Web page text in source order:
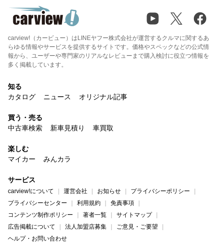
carview!（カービュー）はLINEヤフー株式会社が運営するクルマに関するあ
らゆる情報やサービスを提供するサイトです。価格やスペックなどの公式情
報から、ユーザーや専門家のリアルなレビューまで購入検討に役立つ情報を
多く掲載しています。
知る
カタログ
ニュース オリジナル記事
買う・売る
中古車検索
新車見積り 車買取
楽しむ
マイカー
みんカラ
サービス
carview!について 運営会社 お知らせ
プライバシーポリシー
プライバシーセンター
利用規約
免責事項
コンテンツ制作ポリシー
著者一覧
サイトマップ
広告掲載について
法人加盟店募集
ご意見・ご要望
ヘルプ・お問い合わせ